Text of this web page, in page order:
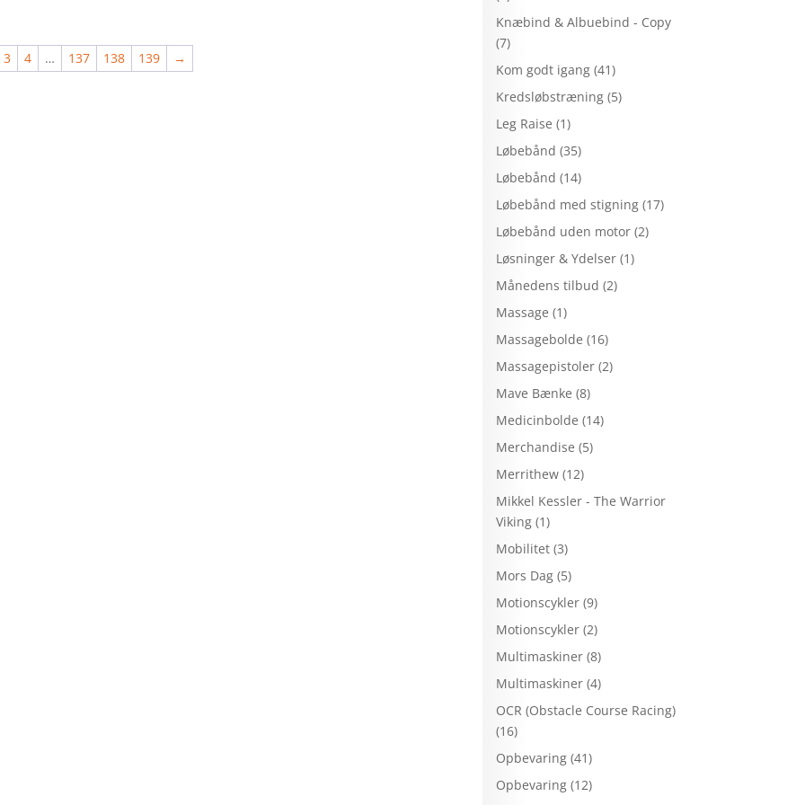
3 4 … 137 138 139 →
Knæbind & Albuebind - Copy
(7)
Kom godt igang (41)
Kredsløbstræning (5)
Leg Raise (1)
Løbebånd (35)
Løbebånd (14)
Løbebånd med stigning (17)
Løbebånd uden motor (2)
Løsninger & Ydelser (1)
Månedens tilbud (2)
Massage (1)
Massagebolde (16)
Massagepistoler (2)
Mave Bænke (8)
Medicinbolde (14)
Merchandise (5)
Merrithew (12)
Mikkel Kessler - The Warrior
Viking (1)
Mobilitet (3)
Mors Dag (5)
Motionscykler (9)
Motionscykler (2)
Multimaskiner (8)
Multimaskiner (4)
OCR (Obstacle Course Racing)
(16)
Opbevaring (41)
Opbevaring (12)